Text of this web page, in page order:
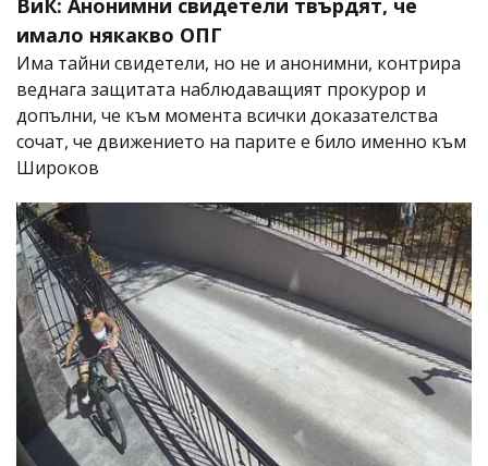
ВиК: Анонимни свидетели твърдят, че
имало някакво ОПГ
Има тайни свидетели, но не и анонимни, контрира
веднага защитата наблюдаващият прокурор и
допълни, че към момента всички доказателства
сочат, че движението на парите е било именно към
Широков